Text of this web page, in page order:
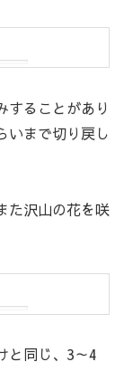
することがあり
いまで切り戻し
た沢山の花を咲
と同じ、3～4